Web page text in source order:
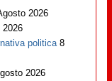
2026
2026
politica 8
2026